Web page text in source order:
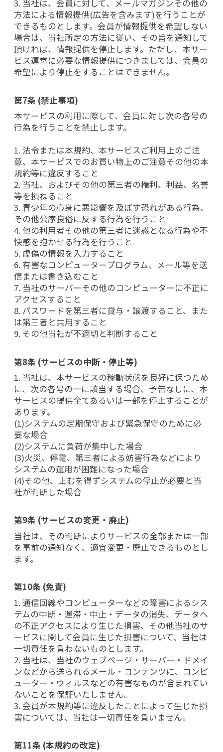
3. 当社は、会員に対して、メールマガジンその他の
方法による情報提供(広告を含みます)を行うことが
できるものとします。会員が情報提供を希望しない
場合は、当社所定の方法に従い、その旨を通知して
頂ければ、情報提供を停止します。ただし、本サー
ビス運営に必要な情報提供につきましては、会員の
希望により停止をすることはできません。
第7条 (禁止事項)
本サービスの利用に際して、会員に対し次の各号の
行為を行うことを禁止します。
1. 法令または本規約、本サービスご利用上のご注
意、本サービスでのお買い物上のご注意その他の本
規約等に違反すること
2. 当社、およびその他の第三者の権利、利益、名誉
等を損ねること
3. 青少年の心身に悪影響を及ぼす恐れがある行為、
その他公序良俗に反する行為を行うこと
4. 他の利用者その他の第三者に迷惑となる行為や不
快感を抱かせる行為を行うこと
5. 虚偽の情報を入力すること
6. 有害なコンピュータープログラム、メール等を送
信または書き込むこと
7. 当社のサーバーその他のコンピューターに不正に
アクセスすること
8. パスワードを第三者に貸与・譲渡すること、また
は第三者と共用すること
9. その他当社が不適切と判断すること
第8条 (サービスの中断・停止等)
1. 当社は、本サービスの稼動状態を良好に保つため
に、次の各号の一に該当する場合、予告なしに、本
サービスの提供全てあるいは一部を停止することが
あります。
(1)システムの定期保守および緊急保守のために必
要な場合
(2)システムに負荷が集中した場合
(3)火災、停電、第三者による妨害行為などにより
システムの運用が困難になった場合
(4)その他、止むを得ずシステムの停止が必要と当
社が判断した場合
第9条 (サービスの変更・廃止)
当社は、その判断によりサービスの全部または一部
を事前の通知なく、適宜変更・廃止できるものとし
ます。
第10条 (免責)
1. 通信回線やコンピューターなどの障害によるシス
テムの中断・遅滞・中止・データの消失、データへ
の不正アクセスにより生じた損害、その他当社のサ
ービスに関して会員に生じた損害について、当社は
一切責任を負わないものとします。
2. 当社は、当社のウェブページ・サーバー・ドメイ
ンなどから送られるメール・コンテンツに、コンピ
ューター・ウィルスなどの有害なものが含まれてい
ないことを保証いたしません。
3. 会員が本規約等に違反したことによって生じた損
害については、当社は一切責任を負いません。
第11条 (本規約の改定)